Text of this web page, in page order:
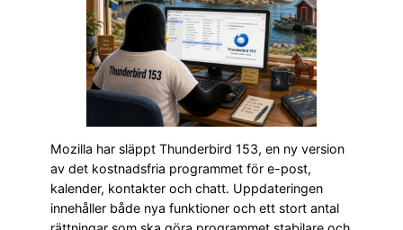
Mozilla har släppt Thunderbird 153, en ny version
av det kostnadsfria programmet för e-post,
kalender, kontakter och chatt. Uppdateringen
innehåller både nya funktioner och ett stort antal